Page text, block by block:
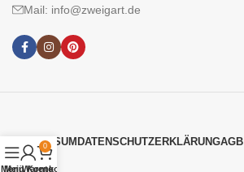
Mail: info@zweigart.de
IMPRESSUMDATENSCHUTZERKLÄRUNGAGB
Menü
Mein Konto
0
Warenkorb